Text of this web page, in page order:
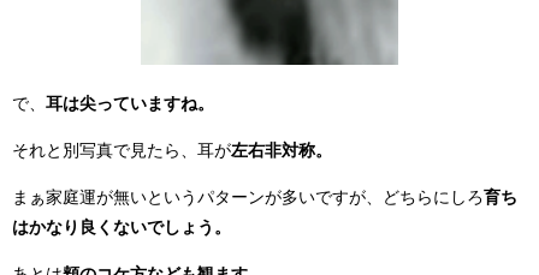
で、 耳は尖っていますね。
それと別写真で見たら、耳が左右非対称。
まぁ家庭運が無いというパターンが多いですが、どちらにしろ育ち
はかなり良くないでしょう。